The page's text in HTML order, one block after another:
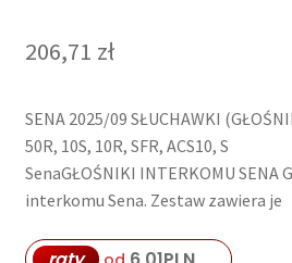
206,71 zł
SENA 2025/09 SŁUCHAWKI
50R, 10S, 10R, SFR, ACS10, S
SenaGŁOŚNIKI INTERKOMU SENA
interkomu Sena. Zestaw zawiera je